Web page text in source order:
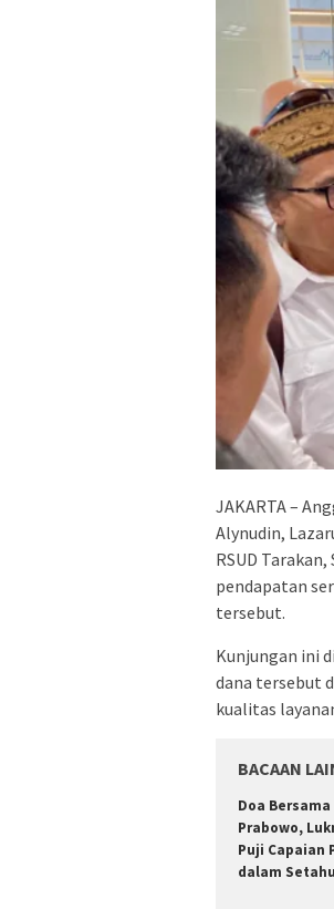
JAKARTA –
Alynudin,
RSUD
pendapatan
tersebut.
Kunjungan ini
dana tersebut
kualitas
BACAAN
Doa
Prabowo,
Puji Capaian
dalam